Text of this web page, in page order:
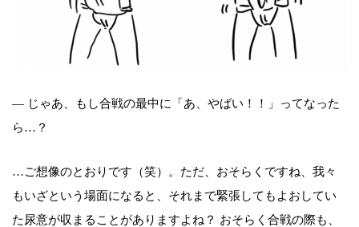
― じゃあ、もし合戦の最中に「あ、やばい！！」ってなった
ら…？
…ご想像のとおりです（笑）。ただ、おそらくですね、我々
もいざという場面になると、それまで緊張してもよおしてい
た尿意が収まることがありますよね？ おそらく合戦の際も、